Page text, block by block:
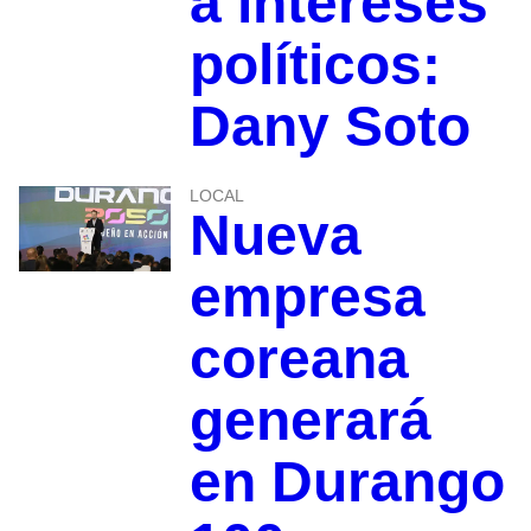
políticos:
Dany Soto
LOCAL
Nueva
empresa
coreana
generará
en Durango